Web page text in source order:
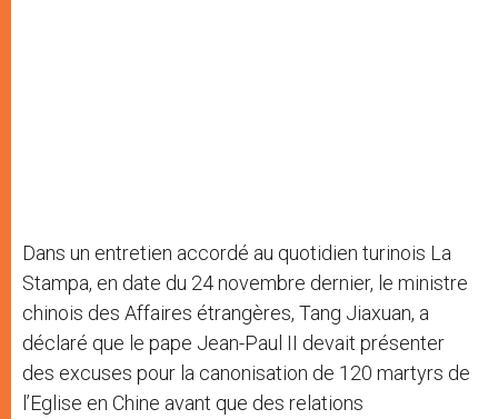
Dans un entretien accordé au quotidien turinois La
Stampa, en date du 24 novembre dernier, le ministre
chinois des Affaires étrangères, Tang Jiaxuan, a
déclaré que le pape Jean-Paul II devait présenter
des excuses pour la canonisation de 120 martyrs de
l’Eglise en Chine avant que des relations